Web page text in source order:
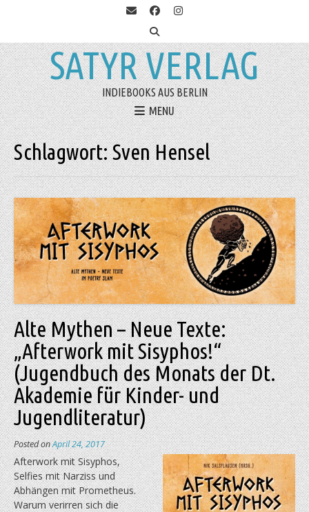
SATYR VERLAG
INDIEBOOKS AUS BERLIN
MENU
Schlagwort:Sven Hensel
Alte Mythen – Neue Texte:
„Afterwork mit Sisyphos!“
(Jugendbuch des Monats der Dt.
Akademie für Kinder- und
Jugendliteratur)
Posted onApril 24, 2017
Afterwork mit Sisyphos,
Selfies mit Narziss und
Abhängen mit Prometheus.
Warum verirren sich die